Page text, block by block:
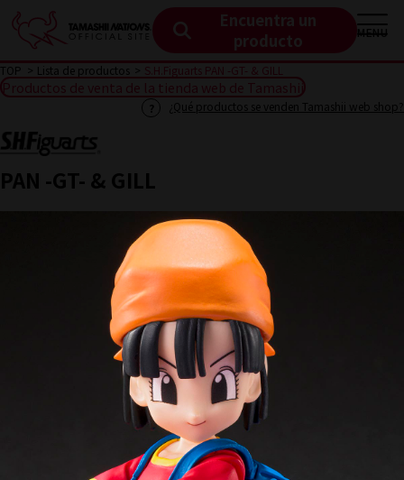
Encuentra un
producto
MENU
TOP Lista de productos S.H.Figuarts PAN -GT- & GILL
PAN -GT- & GILL
Productos de venta de la tienda web de Tamashii
¿Qué productos se venden Tamashii web shop?